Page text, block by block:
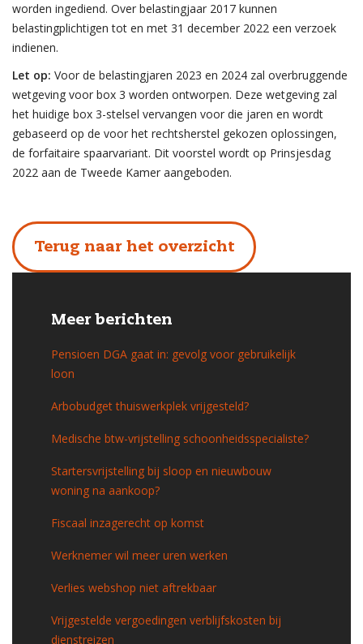
worden ingediend. Over belastingjaar 2017 kunnen
belastingplichtigen tot en met 31 december 2022 een verzoek
indienen.
Let op: Voor de belastingjaren 2023 en 2024 zal overbruggende
wetgeving voor box 3 worden ontworpen. Deze wetgeving zal
het huidige box 3-stelsel vervangen voor die jaren en wordt
gebaseerd op de voor het rechtsherstel gekozen oplossingen,
de forfaitaire spaarvariant. Dit voorstel wordt op Prinsjesdag
2022 aan de Tweede Kamer aangeboden.
Terug naar het overzicht
Meer berichten
Pensioen DGA gaat in: gevolg voor gebruikelijk
loon
Arbobudget thuiswerkplek vrijgesteld?
Medische btw-vrijstelling schoonheidsspecialiste?
Startersvrijstelling bij sloop en nieuwbouw
woning na aankoop?
Fiscaal inzagerecht op komst
Werknemer wil meer uren werken
Verlies webshop niet aftrekbaar
Vrijgestelde vergoedingen verblijfskosten bij
dienstreizen